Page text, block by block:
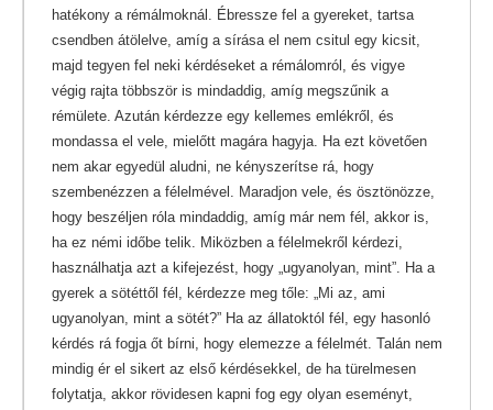
hatékony a rémálmoknál. Ébressze fel a gyereket, tartsa
csendben átölelve, amíg a sírása el nem csitul egy kicsit,
majd tegyen fel neki kérdéseket a rémálomról, és vigye
végig rajta többször is mindaddig, amíg megszűnik a
rémülete. Azután kérdezze egy kellemes emlékről, és
mondassa el vele, mielőtt magára hagyja. Ha ezt követően
nem akar egyedül aludni, ne kényszerítse rá, hogy
szembenézzen a félelmével. Maradjon vele, és ösztönözze,
hogy beszéljen róla mindaddig, amíg már nem fél, akkor is,
ha ez némi időbe telik. Miközben a félelmekről kérdezi,
használhatja azt a kifejezést, hogy „ugyanolyan, mint”. Ha a
gyerek a sötéttől fél, kérdezze meg tőle: „Mi az, ami
ugyanolyan, mint a sötét?” Ha az állatoktól fél, egy hasonló
kérdés rá fogja őt bírni, hogy elemezze a félelmét. Talán nem
mindig ér el sikert az első kérdésekkel, de ha türelmesen
folytatja, akkor rövidesen kapni fog egy olyan eseményt,